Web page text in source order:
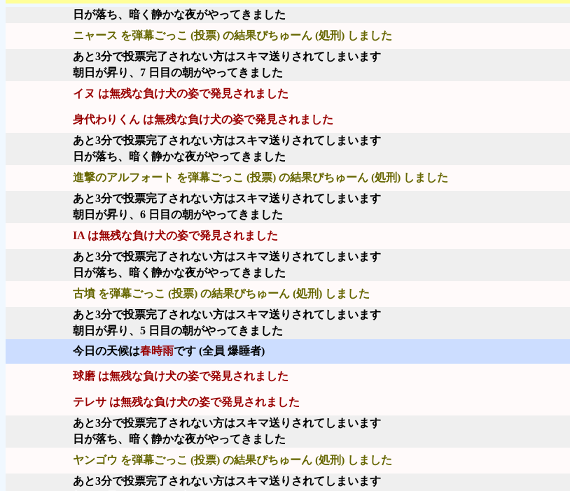
日が落ち、暗く静かな夜がやってきました
ニャース を弾幕ごっこ (投票) の結果ぴちゅーん (処刑) しました
あと3分で投票完了されない方はスキマ送りされてしまいます
朝日が昇り、7 日目の朝がやってきました
イヌ は無残な負け犬の姿で発見されました
身代わりくん は無残な負け犬の姿で発見されました
あと3分で投票完了されない方はスキマ送りされてしまいます
日が落ち、暗く静かな夜がやってきました
進撃のアルフォート を弾幕ごっこ (投票) の結果ぴちゅーん (処刑) しました
あと3分で投票完了されない方はスキマ送りされてしまいます
朝日が昇り、6 日目の朝がやってきました
IA は無残な負け犬の姿で発見されました
あと3分で投票完了されない方はスキマ送りされてしまいます
日が落ち、暗く静かな夜がやってきました
古墳 を弾幕ごっこ (投票) の結果ぴちゅーん (処刑) しました
あと3分で投票完了されない方はスキマ送りされてしまいます
朝日が昇り、5 日目の朝がやってきました
今日の天候は春時雨です (全員 爆睡者)
球磨 は無残な負け犬の姿で発見されました
テレサ は無残な負け犬の姿で発見されました
あと3分で投票完了されない方はスキマ送りされてしまいます
日が落ち、暗く静かな夜がやってきました
ヤンゴウ を弾幕ごっこ (投票) の結果ぴちゅーん (処刑) しました
あと3分で投票完了されない方はスキマ送りされてしまいます